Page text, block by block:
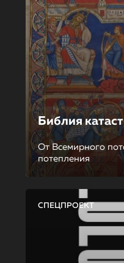
Библия
От Всемирного
потепления
СПЕЦПРОЕКТ